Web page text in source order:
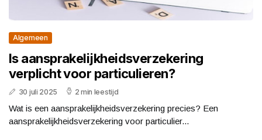
Algemeen
Is aansprakelijkheidsverzekering
verplicht voor particulieren?
30 juli 2025 2 min leestijd
Wat is een aansprakelijkheidsverzekering precies? Een
aansprakelijkheidsverzekering voor particulier...